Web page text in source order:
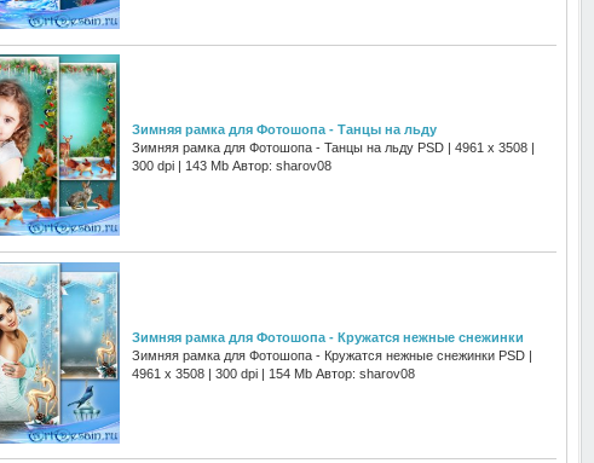
Зимняя рамка для Фотошопа - Танцы на льду
Зимняя рамка для Фотошопа - Танцы на льду PSD | 4961 х 3508 |
300 dpi | 143 Mb Автор: sharov08
Зимняя рамка для Фотошопа - Кружатся нежные снежинки
Зимняя рамка для Фотошопа - Кружатся нежные снежинки PSD |
4961 х 3508 | 300 dpi | 154 Mb Автор: sharov08